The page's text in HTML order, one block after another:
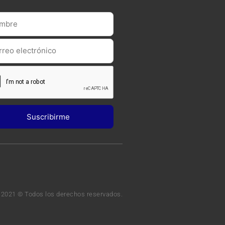
© Todos los derechos reservados.